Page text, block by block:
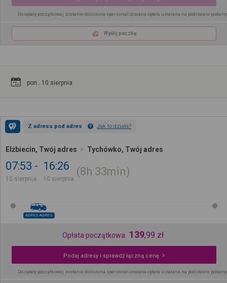
Do opłaty początkowej zostanie doliczona spersonalizowana opłata ustalana na podstawie
Wyślij paczkę
pon.. 10 sierpnia
Z adresu pod adres Jak to działa?
Elżbiecin, Twój adres Tychówko, Twój adres
07:53
10 sierpnia
16:26
10 sierpnia
8h 33min
ADRES-ADRES
Opłata początkowa 139,99 zł
Podaj adresy i sprawdź łączną cenę
Do opłaty początkowej zostanie doliczona spersonalizowana opłata ustalana na podstawie